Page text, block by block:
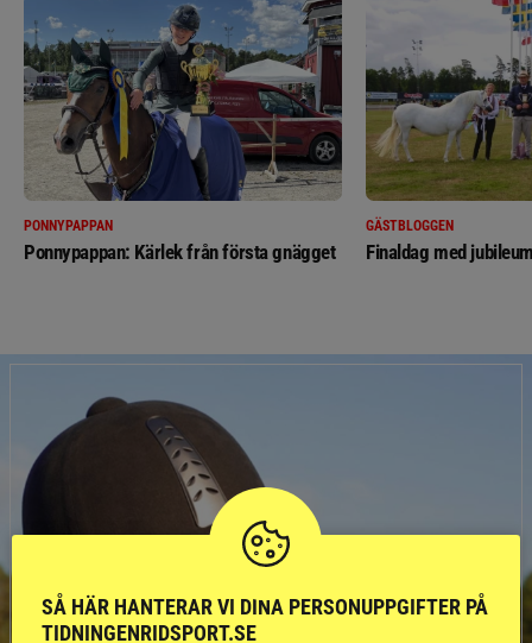
PONNYPAPPAN
Ponnypappan: Kärlek från första gnägget
GÄSTBLOGGEN
Finaldag med
SÅ HÄR HANTERAR VI DINA PERSONUPPGIFTER PÅ
TIDNINGENRIDSPORT.SE